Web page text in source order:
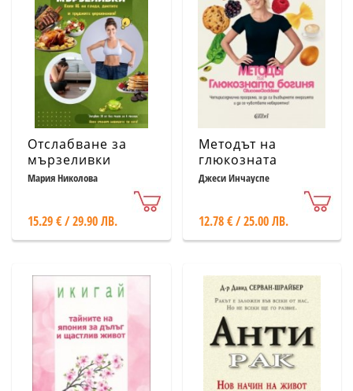
Отслабване за
мързеливки
Мария Николова
15.29 € / 29.90 ЛВ.
Методът на
глюкозната
богиня
Джеси Инчауспе
12.78 € / 25.00 ЛВ.